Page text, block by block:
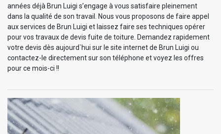
années déjà Brun Luigi s’engage à vous satisfaire pleinement
dans la qualité de son travail. Nous vous proposons de faire appel
aux services de Brun Luigi et laissez faire ses techniques opérer
pour vos travaux de devis fuite de toiture. Demandez rapidement
votre devis dès aujourd`hui sur le site internet de Brun Luigi ou
contactez-le directement sur son téléphone et voyez les offres
pour ce mois-ci !!